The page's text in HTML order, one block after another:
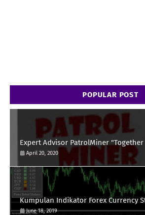
POPULAR POST
Expert Advisor PatrolMiner "Together
April 20, 2020
Kumpulan Indikator Forex Currency
June 18, 2019